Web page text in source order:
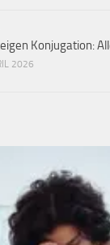
Konjugation:
2026